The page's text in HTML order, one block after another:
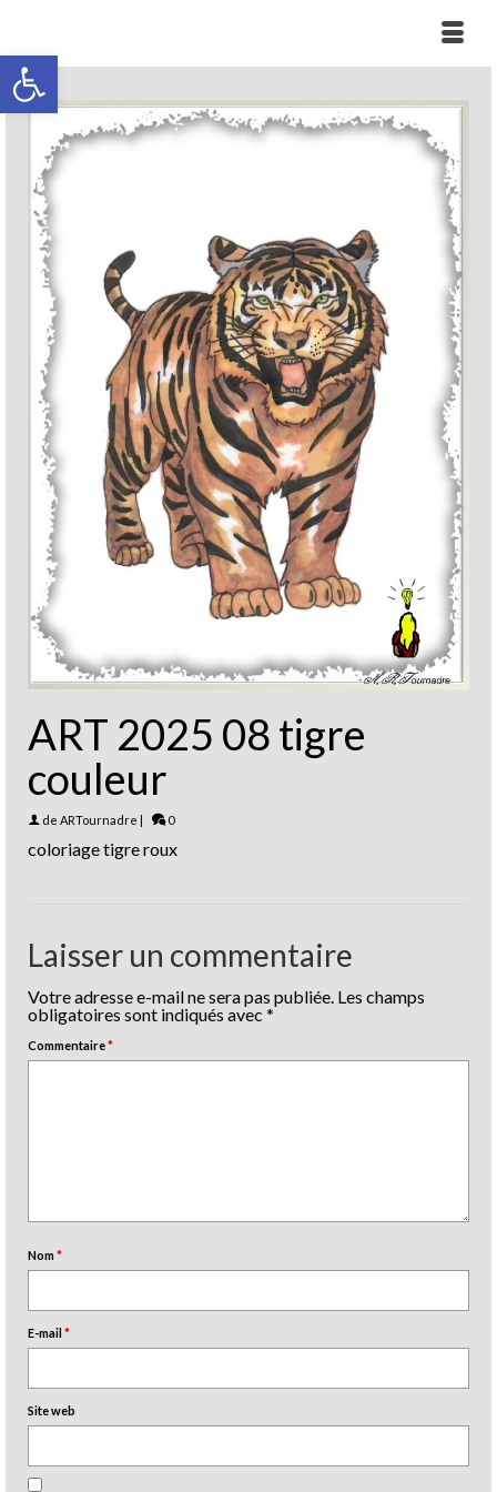
Ouvrir la barre d’outils
ART 2025 08 tigre
couleur
de ARTournadre | 0
coloriage tigre roux
Laisser un commentaire
Votre adresse e-mail ne sera pas publiée. Les champs
obligatoires sont indiqués avec *
Commentaire*
Nom*
E-mail*
Site web